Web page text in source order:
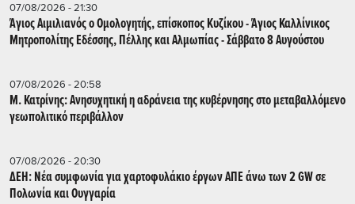
07/08/2026 - 21:30
Άγιος Αιμιλιανός ο Ομολογητής, επίσκοπος Κυζίκου - Άγιος Καλλίνικος
Μητροπολίτης Εδέσσης, Πέλλης και Αλμωπίας - Σάββατο 8 Αυγούστου
07/08/2026 - 20:58
Μ. Κατρίνης: Ανησυχητική η αδράνεια της κυβέρνησης στο μεταβαλλόμενο
γεωπολιτικό περιβάλλον
07/08/2026 - 20:30
ΔΕΗ: Νέα συμφωνία για χαρτοφυλάκιο έργων ΑΠΕ άνω των 2 GW σε
Πολωνία και Ουγγαρία